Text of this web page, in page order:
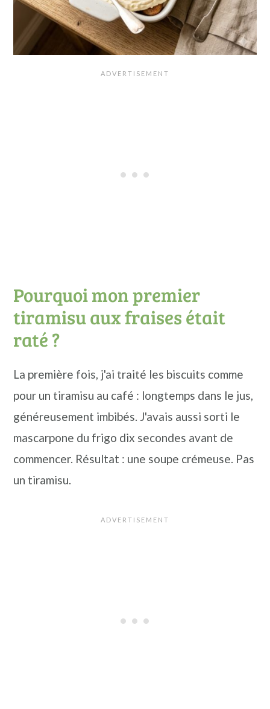
Pourquoi mon premier
tiramisu aux fraises était
raté ?
La première fois, j'ai traité les biscuits comme
pour un tiramisu au café : longtemps dans le jus,
généreusement imbibés. J'avais aussi sorti le
mascarpone du frigo dix secondes avant de
commencer. Résultat : une soupe crémeuse. Pas
un tiramisu.